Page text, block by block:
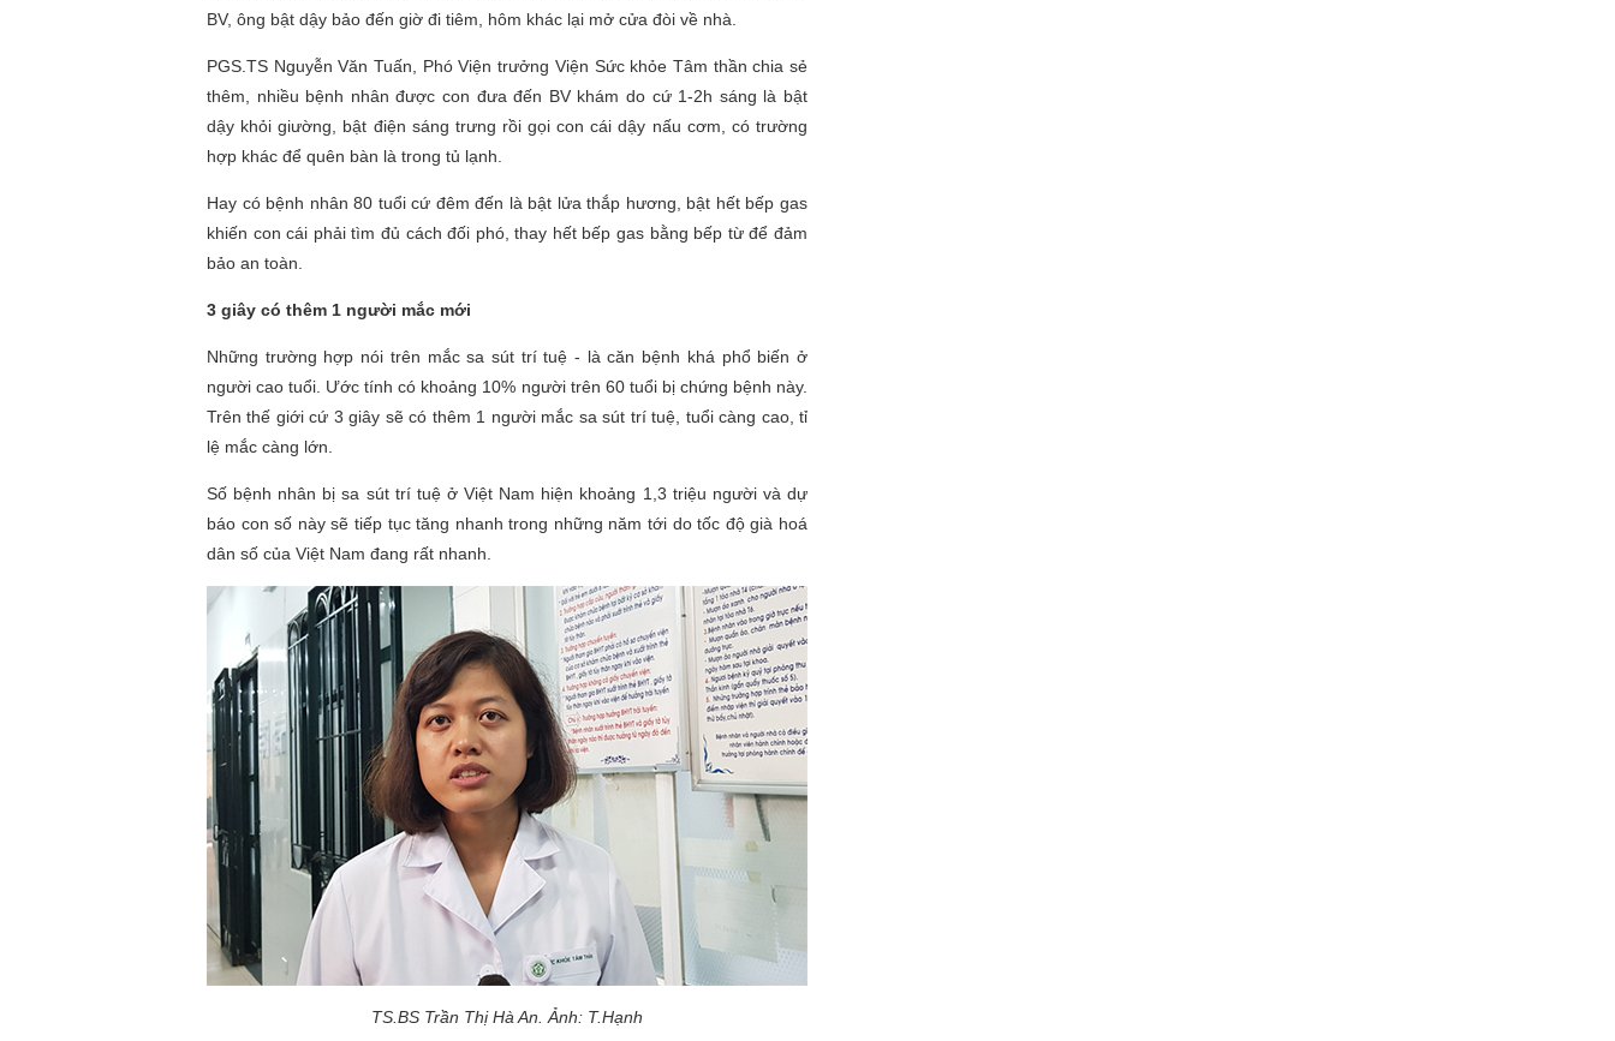
BV, ông bật dậy bảo đến giờ đi tiêm, hôm khác lại mở cửa đòi về nhà.
PGS.TS Nguyễn Văn Tuấn, Phó Viện trưởng Viện Sức khỏe Tâm thần chia sẻ
thêm, nhiều bệnh nhân được con đưa đến BV khám do cứ 1-2h sáng là bật
dậy khỏi giường, bật điện sáng trưng rồi gọi con cái dậy nấu cơm, có trường
hợp khác để quên bàn là trong tủ lạnh.
Hay có bệnh nhân 80 tuổi cứ đêm đến là bật lửa thắp hương, bật hết bếp gas
khiến con cái phải tìm đủ cách đối phó, thay hết bếp gas bằng bếp từ để đảm
bảo an toàn.
3 giây có thêm 1 người mắc mới
Những trường hợp nói trên mắc sa sút trí tuệ - là căn bệnh khá phổ biến ở
người cao tuổi. Ước tính có khoảng 10% người trên 60 tuổi bị chứng bệnh này.
Trên thế giới cứ 3 giây sẽ có thêm 1 người mắc sa sút trí tuệ, tuổi càng cao, tỉ
lệ mắc càng lớn.
Số bệnh nhân bị sa sút trí tuệ ở Việt Nam hiện khoảng 1,3 triệu người và dự
báo con số này sẽ tiếp tục tăng nhanh trong những năm tới do tốc độ già hoá
dân số của Việt Nam đang rất nhanh.
TS.BS Trần Thị Hà An. Ảnh: T.Hạnh